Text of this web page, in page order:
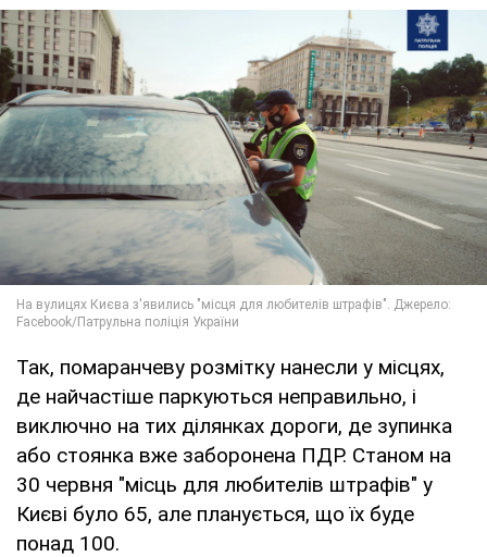
Так, помаранчеву розмітку нанесли у місцях,
де найчастіше паркуються неправильно, і
виключно на тих ділянках дороги, де зупинка
або стоянка вже заборонена ПДР. Станом на
30 червня "місць для любителів штрафів" у
Києві було 65, але планується, що їх буде
понад 100.